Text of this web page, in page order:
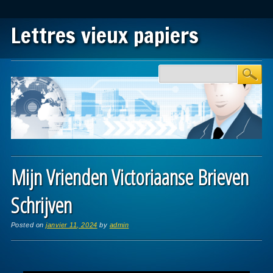
Lettres vieux papiers
Main menu
Mijn Vrienden Victoriaanse Brieven
Schrijven
Posted onjanvier 11, 2024 by admin